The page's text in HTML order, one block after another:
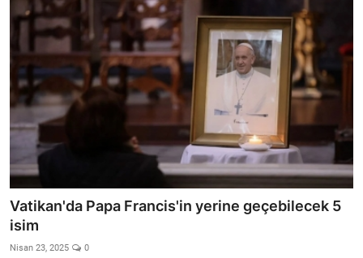
Vatikan'da Papa Francis'in yerine geçebilecek 5
isim
Nisan 23, 2025 0